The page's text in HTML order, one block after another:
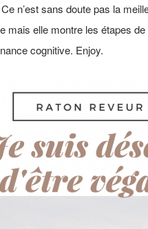
n’est sans doute pas la
mais elle montre les étapes
cognitive. Enjoy.